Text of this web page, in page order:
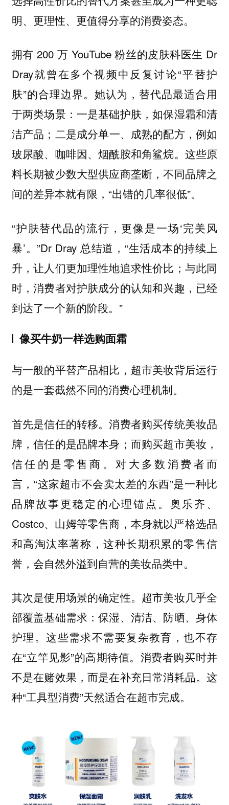
明、更理性、更值得分享的消费姿态。
拥有 200 万 YouTube 粉丝的皮肤科医生 Dr
Dray就曾在多个视频中反复讨论“平替护
肤”的合理边界。她认为，替代品最适合用
于两类场景：一是基础护肤，如保湿霜和清
洁产品；二是成分单一、成熟的配方，例如
玻尿酸、咖啡因、烟酰胺和角鲨烷。这些原
料长期被少数大型供应商垄断，不同品牌之
间的差异本就有限，“出错的几率很低”。
“护肤替代品的流行，更像是一场‘完美风
暴’。”Dr Dray 总结道，“生活成本的持续上
升，让人们更加理性地追求性价比；与此同
时，消费者对护肤成分的认知和兴趣，已经
到达了一个新的阶段。”
像买牛奶一样选购面霜
与一般的平替产品相比，超市美妆背后运行
的是一套截然不同的消费心理机制。
首先是信任的转移。消费者购买传统美妆品
牌，信任的是品牌本身；而购买超市美妆，
信任的是零售商。 对大多数消费者而
言，“这家超市不会卖太差的东西”是一种比
品牌故事更稳定的心理锚点。奥乐齐、
Costco、山姆等零售商，本身就以严格选品
和高淘汰率著称，这种长期积累的零售信
誉，会自然外溢到自营的美妆品类中。
其次是使用场景的确定性。超市美妆几乎全
部覆盖基础需求：保湿、清洁、防晒、身体
护理。这些需求不需要复杂教育，也不存
在“立竿见影”的高期待值。消费者购买时并
不是在赌效果，而是在补充日常消耗品。这
种“工具型消费”天然适合在超市完成。